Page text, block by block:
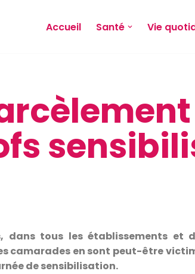
Accueil Santé Vie
tous les établissements et
camarades en sont peut-être
de sensibilisation.